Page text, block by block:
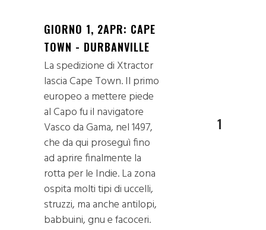
GIORNO 1, 2APR: CAPE
TOWN - DURBANVILLE
La spedizione di Xtractor
lascia Cape Town. Il primo
europeo a mettere piede
al Capo fu il navigatore
Vasco da Gama, nel 1497,
che da qui proseguì fino
ad aprire finalmente la
rotta per le Indie. La zona
ospita molti tipi di uccelli,
struzzi, ma anche antilopi,
babbuini, gnu e facoceri.
1